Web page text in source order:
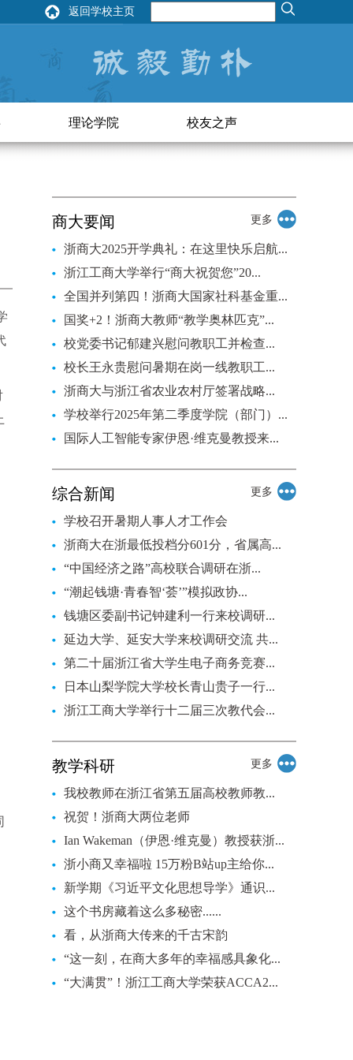
返回学校主页
理论学院 校友之声
商大要闻 更多
浙商大2025开学典礼：在这里快乐启航...
浙江工商大学举行“商大祝贺您”20...
全国并列第四！浙商大国家社科基金重...
国奖+2！浙商大教师“教学奥林匹克”...
校党委书记郁建兴慰问教职工并检查...
校长王永贵慰问暑期在岗一线教职工...
浙商大与浙江省农业农村厅签署战略...
学校举行2025年第二季度学院（部门）...
国际人工智能专家伊恩·维克曼教授来...
综合新闻 更多
学校召开暑期人事人才工作会​
浙商大在浙最低投档分601分，省属高...
“中国经济之路”高校联合调研在浙...
“潮起钱塘·青春智‘荟’”模拟政协...
钱塘区委副书记钟建利一行来校调研...
延边大学、延安大学来校调研交流 共...
第二十届浙江省大学生电子商务竞赛...
日本山梨学院大学校长青山贵子一行...
浙江工商大学举行十二届三次教代会...
教学科研 更多
我校教师在浙江省第五届高校教师教...
祝贺！浙商大两位老师
Ian Wakeman（伊恩·维克曼）教授获浙...
浙小商又幸福啦 15万粉B站up主给你...
新学期《习近平文化思想导学》通识...
这个书房藏着这么多秘密......
看，从浙商大传来的千古宋韵
“这一刻，在商大多年的幸福感具象化...
“大满贯”！浙江工商大学荣获ACCA2...